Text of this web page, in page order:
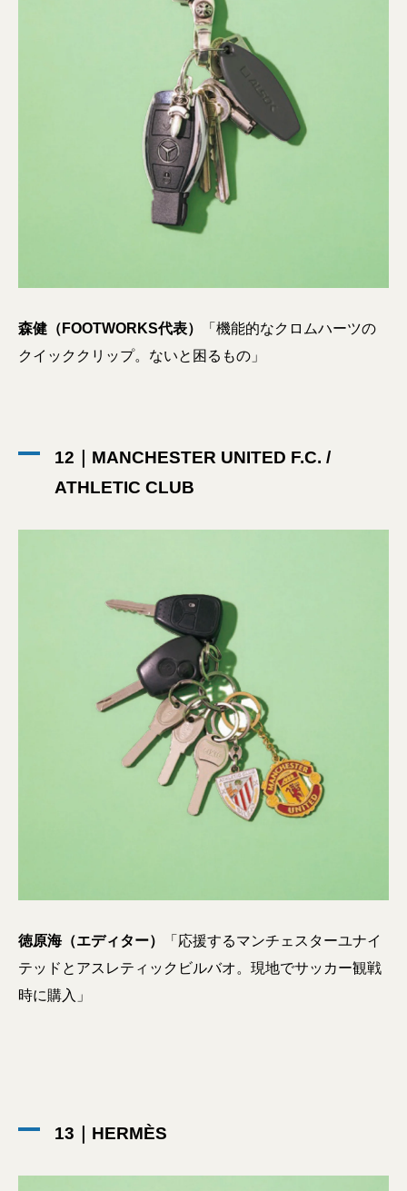
森健（FOOTWORKS代表）
「機能的なクロムハーツの
クイッククリップ。ないと困るもの」
12｜MANCHESTER UNITED F.C. /
ATHLETIC CLUB
徳原海（エディター）
「応援するマンチェスターユナイ
テッドとアスレティックビルバオ。現地でサッカー観戦
時に購入」
13｜HERMÈS